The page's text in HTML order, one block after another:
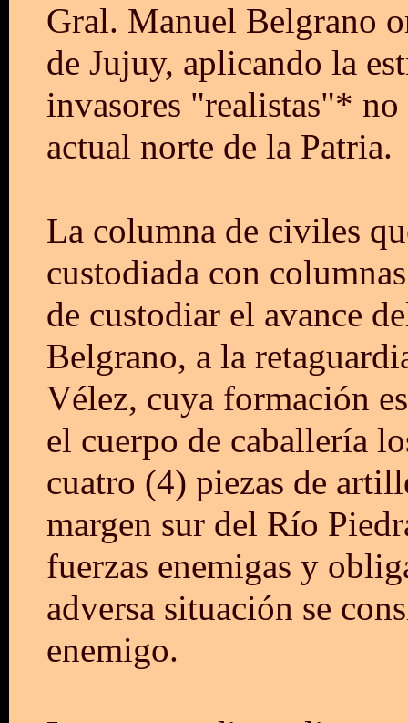
Gral. Manuel Belgrano
de Jujuy, aplicando la
invasores "realistas"* no
actual norte de la Patria.
La columna de civiles
custodiada con
de custodiar el avance
Belgrano, a la
Vélez, cuya formación
el cuerpo de caballería
cuatro (4) piezas de
margen sur del Río
fuerzas enemigas y
adversa situación se
enemigo.